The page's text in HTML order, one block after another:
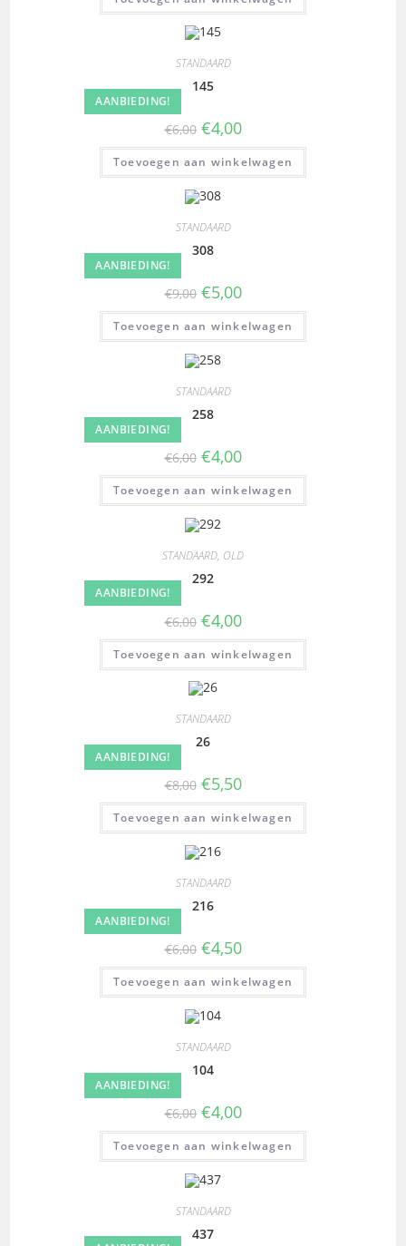
AANBIEDING!
STANDAARD
145
€6,00 €4,00
Toevoegen aan winkelwagen
AANBIEDING!
STANDAARD
308
€9,00 €5,00
Toevoegen aan winkelwagen
AANBIEDING!
STANDAARD
258
€6,00 €4,00
Toevoegen aan winkelwagen
AANBIEDING!
STANDAARD, OLD
292
€6,00 €4,00
Toevoegen aan winkelwagen
AANBIEDING!
STANDAARD
26
€8,00 €5,50
Toevoegen aan winkelwagen
AANBIEDING!
STANDAARD
216
€6,00 €4,50
Toevoegen aan winkelwagen
AANBIEDING!
STANDAARD
104
€6,00 €4,00
Toevoegen aan winkelwagen
STANDAARD
437